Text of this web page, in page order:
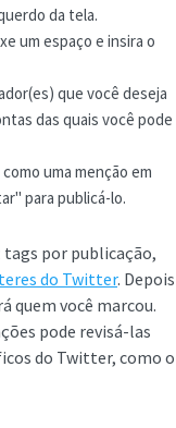
da tela.
um espaço e insira o
que você deseja
das quais você pode
uma menção em
para publicá-lo.
tags por publicação,
do Twitter. Depois
quem você marcou.
pode revisá-las
do Twitter, como o